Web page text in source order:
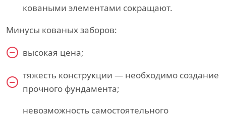
коваными элементами сокращают.
Минусы кованых заборов:
высокая цена;
тяжесть конструкции — необходимо создание
прочного фундамента;
невозможность самостоятельного